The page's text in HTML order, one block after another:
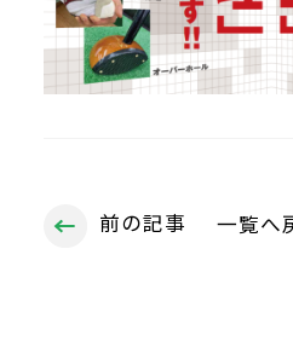
前の記事 一覧へ